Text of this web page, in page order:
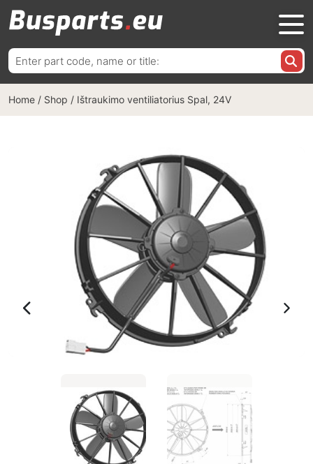
Ieškoti:
Home / Shop / Ištraukimo ventiliatorius Spal, 24V